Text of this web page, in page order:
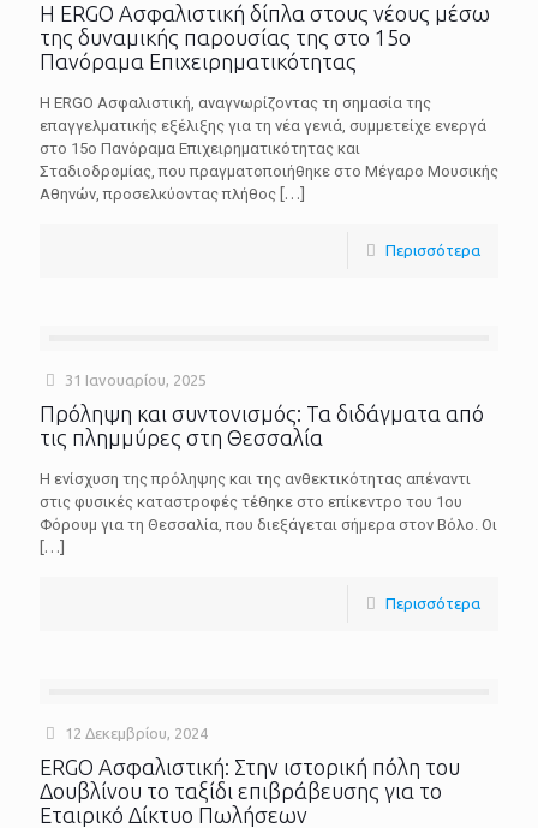
Η ERGO Ασφαλιστική δίπλα στους νέους μέσω
της δυναμικής παρουσίας της στο 15ο
Πανόραμα Επιχειρηματικότητας
Η ERGO Ασφαλιστική, αναγνωρίζοντας τη σημασία της
επαγγελματικής εξέλιξης για τη νέα γενιά, συμμετείχε ενεργά
στο 15ο Πανόραμα Επιχειρηματικότητας και
Σταδιοδρομίας, που πραγματοποιήθηκε στο Μέγαρο Μουσικής
Αθηνών, προσελκύοντας πλήθος […]
Περισσότερα
31 Ιανουαρίου, 2025
Πρόληψη και συντονισμός: Τα διδάγματα από
τις πλημμύρες στη Θεσσαλία
Η ενίσχυση της πρόληψης και της ανθεκτικότητας απέναντι
στις φυσικές καταστροφές τέθηκε στο επίκεντρο του 1ου
Φόρουμ για τη Θεσσαλία, που διεξάγεται σήμερα στον Βόλο. Οι
[…]
Περισσότερα
12 Δεκεμβρίου, 2024
ERGO Ασφαλιστική: Στην ιστορική πόλη του
Δουβλίνου το ταξίδι επιβράβευσης για το
Εταιρικό Δίκτυο Πωλήσεων